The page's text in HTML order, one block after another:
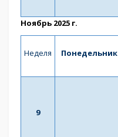
Ноябрь 2025 г.
Неделя Понедельник
9